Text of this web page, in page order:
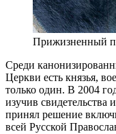
Прижизненный
Среди
Церкви есть князья,
только один. В 2004
изучив
принял решение
всей Русской